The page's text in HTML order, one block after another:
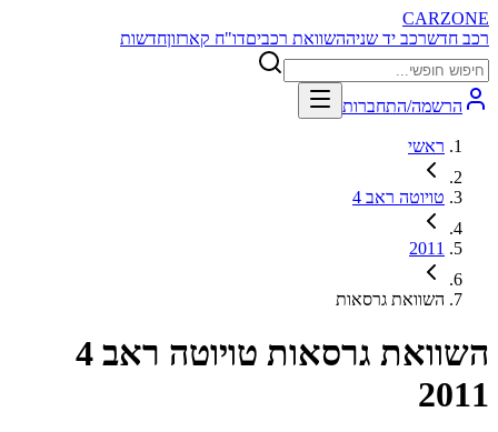
CARZONE
רכב חדשרכב יד שניההשוואת רכביםדו"ח קארזוןחדשות
הרשמה/התחברות
ראשי
טויוטה ראב 4
2011
השוואת גרסאות
השוואת גרסאות
טויוטה ראב 4
2011